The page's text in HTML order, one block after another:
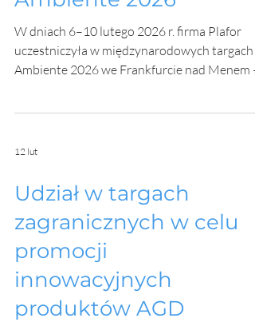
W dniach 6–10 lutego 2026 r. firma Plafor
uczestniczyła w międzynarodowych targach
Ambiente 2026 we Frankfurcie nad Menem –
środków Unii Europejskiej. Podczas targów
gamę koszy do segregacji odpadów,
wykonanych również z tworzyw
z recyklingu. Przeprowadziliśmy liczne
spotkania z zagranicznymi partnera
12 lut
Udział w targach
zagranicznych w celu
promocji
innowacyjnych
produktów AGD